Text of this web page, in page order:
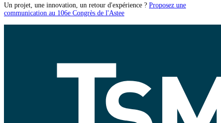
Un projet, une innovation, un retour d'expérience ? Proposez une
communication au 106e Congrès de l'Astee